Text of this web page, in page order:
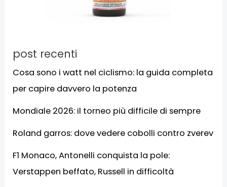
post recenti
Cosa sono i watt nel ciclismo: la guida completa
per capire davvero la potenza
Mondiale 2026: il torneo più difficile di sempre
Roland garros: dove vedere cobolli contro zverev
F1 Monaco, Antonelli conquista la pole:
Verstappen beffato, Russell in difficoltà